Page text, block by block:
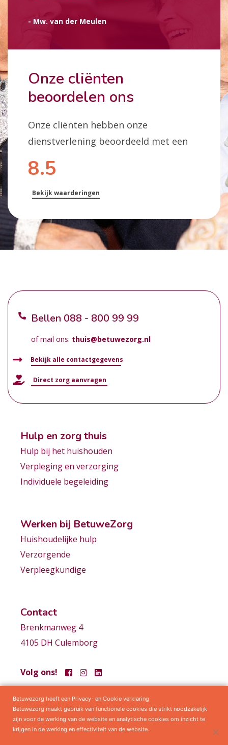
Onze cliënten
beoordelen ons
Onze cliënten hebben onze
dienstverlening beoordeeld met een
8.5
Bekijk waarderingen
- Mw. van der Meulen
Bellen 088 - 800 99 99
of mail ons: thuis@betuwezorg.nl
Bekijk alle contactgegevens
Direct zorg aanvragen
Hulp en zorg thuis
Hulp bij het huishouden
Verpleging en verzorging
Individuele begeleiding
Werken bij BetuweZorg
Huishoudelijke hulp
Verzorgende
Verpleegkundige
Contact
Brenkmanweg 4
4105 DH Culemborg
Volg ons!
Samenwerkingen Privacy statement Algemene voorwaarden
Betuwezorg heeft een Privacy- en Cookie verklaring
Betuwezorg maakt gebruik van functionele cookies die strikt noodzakelijk
zijn voor de werking van de website en analytische cookies om inzicht te
krijgen in de werking en effectiviteit van de website.